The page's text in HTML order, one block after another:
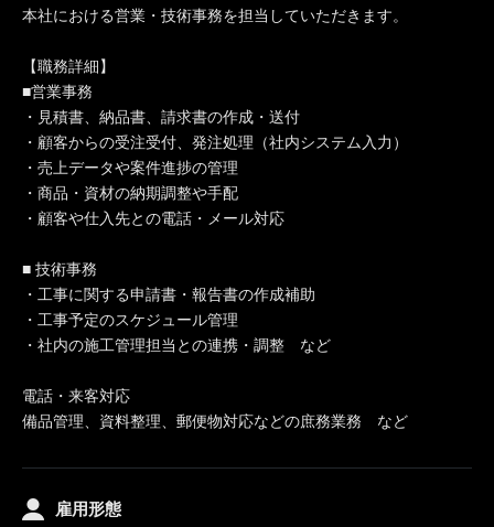
本社における営業・技術事務を担当していただきます。
【職務詳細】
■営業事務
・見積書、納品書、請求書の作成・送付
・顧客からの受注受付、発注処理（社内システム入力）
・売上データや案件進捗の管理
・商品・資材の納期調整や手配
・顧客や仕入先との電話・メール対応
■ 技術事務
・工事に関する申請書・報告書の作成補助
・工事予定のスケジュール管理
・社内の施工管理担当との連携・調整 など
電話・来客対応
備品管理、資料整理、郵便物対応などの庶務業務 など
雇用形態